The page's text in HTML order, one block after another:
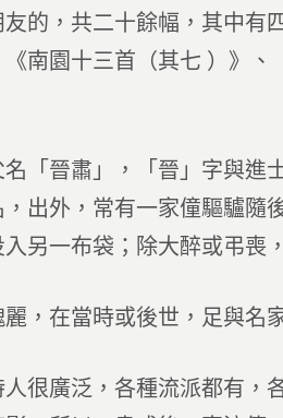
的，共二十餘幅，其中有
南園十三首（其七 ）》、
「晉肅」，「晉」字與進
出外，常有一家僮驅驢隨
另一布袋；除大醉或弔喪
，在當時或後世，足與名
很廣泛，各種流派都有，